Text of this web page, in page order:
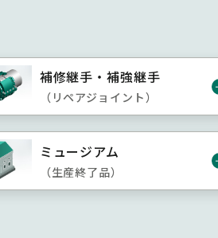
補修継手・補強継手
（リペアジョイント）
ミュージアム
（生産終了品）